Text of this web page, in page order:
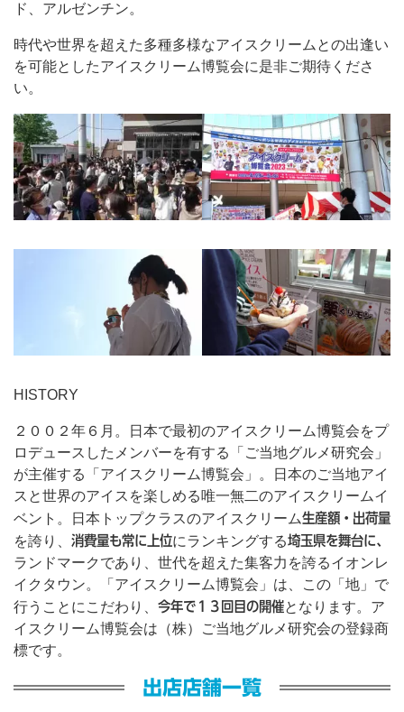
ド、アルゼンチン。
時代や世界を超えた多種多様なアイスクリームとの出逢い
を可能としたアイスクリーム博覧会に是非ご期待くださ
い。
HISTORY
２００２年６月。日本で最初のアイスクリーム博覧会をプ
ロデュースしたメンバーを有する「ご当地グルメ研究会」
が主催する「アイスクリーム博覧会」。日本のご当地アイ
スと世界のアイスを楽しめる唯一無二のアイスクリームイ
ベント。日本トップクラスのアイスクリーム生産額・出荷量
を誇り、 消費量も常に上位にランキングする埼玉県を舞台に、
ランドマークであり、世代を超えた集客力を誇るイオンレ
イクタウン。「アイスクリーム博覧会」は、この「地」で
行うことにこだわり、 今年で１３回目の開催となります。ア
イスクリーム博覧会は（株）ご当地グルメ研究会の登録商
標です。
出店店舗一覧